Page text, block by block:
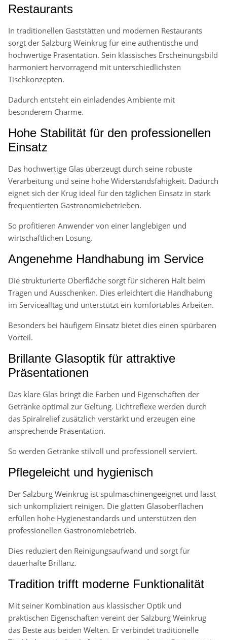
Restaurants
In traditionellen Gaststätten und modernen Restaurants
sorgt der Salzburg Weinkrug für eine authentische und
hochwertige Präsentation. Sein klassisches Erscheinungsbild
harmoniert hervorragend mit unterschiedlichsten
Tischkonzepten.
Dadurch entsteht ein einladendes Ambiente mit
besonderem Charme.
Hohe Stabilität für den professionellen
Einsatz
Das hochwertige Glas überzeugt durch seine robuste
Verarbeitung und seine hohe Widerstandsfähigkeit. Dadurch
eignet sich der Krug ideal für den täglichen Einsatz in stark
frequentierten Gastronomiebetrieben.
So profitieren Anwender von einer langlebigen und
wirtschaftlichen Lösung.
Angenehme Handhabung im Service
Die strukturierte Oberfläche sorgt für sicheren Halt beim
Tragen und Ausschenken. Dies erleichtert die Handhabung
im Servicealltag und unterstützt ein komfortables Arbeiten.
Besonders bei häufigem Einsatz bietet dies einen spürbaren
Vorteil.
Brillante Glasoptik für attraktive
Präsentationen
Das klare Glas bringt die Farben und Eigenschaften der
Getränke optimal zur Geltung. Lichtreflexe werden durch
das Spiralrelief zusätzlich verstärkt und erzeugen eine
ansprechende Präsentation.
So werden Getränke stilvoll und professionell serviert.
Pflegeleicht und hygienisch
Der Salzburg Weinkrug ist spülmaschinengeeignet und lässt
sich unkompliziert reinigen. Die glatten Glasoberflächen
erfüllen hohe Hygienestandards und unterstützen den
professionellen Gastronomiebetrieb.
Dies reduziert den Reinigungsaufwand und sorgt für
dauerhafte Brillanz.
Tradition trifft moderne Funktionalität
Mit seiner Kombination aus klassischer Optik und
praktischen Eigenschaften vereint der Salzburg Weinkrug
das Beste aus beiden Welten. Er verbindet traditionelle